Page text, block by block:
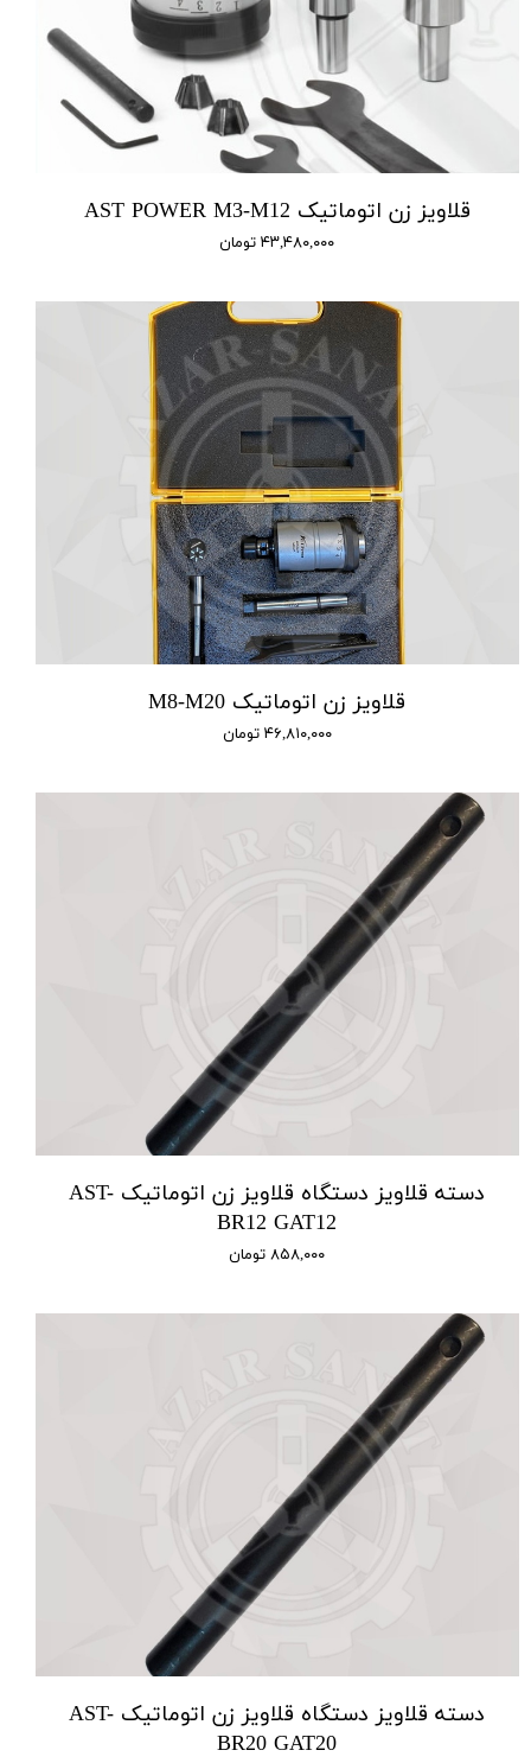
قلاویز زن اتوماتیک AST POWER M3-M12
۴۳,۴۸۰,۰۰۰ تومان
قلاویز زن اتوماتیک M8-M20
۴۶,۸۱۰,۰۰۰ تومان
دسته قلاویز دستگاه قلاویز زن اتوماتیک AST-
BR12 GAT12
۸۵۸,۰۰۰ تومان
دسته قلاویز دستگاه قلاویز زن اتوماتیک AST-
BR20 GAT20